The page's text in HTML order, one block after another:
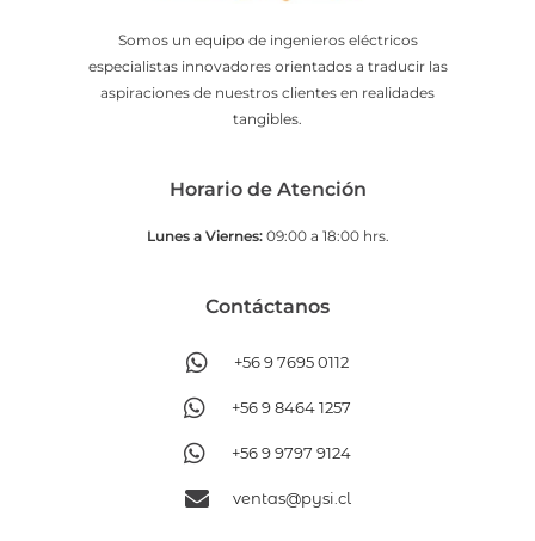
Somos un equipo de ingenieros eléctricos
especialistas innovadores orientados a traducir las
aspiraciones de nuestros clientes en realidades
tangibles.
Horario de Atención
Lunes a Viernes:09:00 a 18:00 hrs.
Contáctanos​
+56 9 7695 0112
+56 9 8464 1257
+56 9 9797 9124
ventas@pysi.cl